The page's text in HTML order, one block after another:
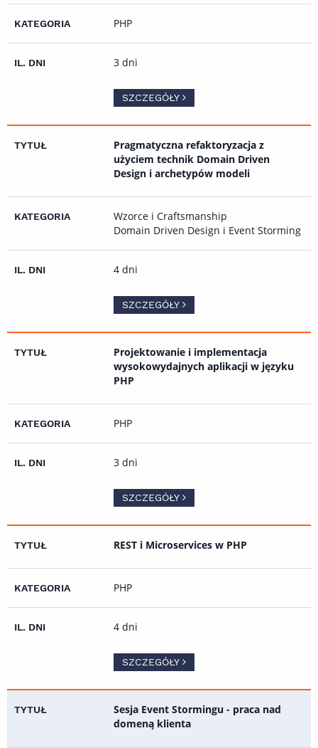
PHP
3 dni
SZCZEGÓŁY
Pragmatyczna refaktoryzacja z
użyciem technik Domain Driven
Design i archetypów modeli
Wzorce i Craftsmanship
Domain Driven Design i Event Storming
4 dni
SZCZEGÓŁY
Projektowanie i implementacja
wysokowydajnych aplikacji w języku
PHP
PHP
3 dni
SZCZEGÓŁY
REST i Microservices w PHP
PHP
4 dni
SZCZEGÓŁY
Sesja Event Stormingu - praca nad
domeną klienta